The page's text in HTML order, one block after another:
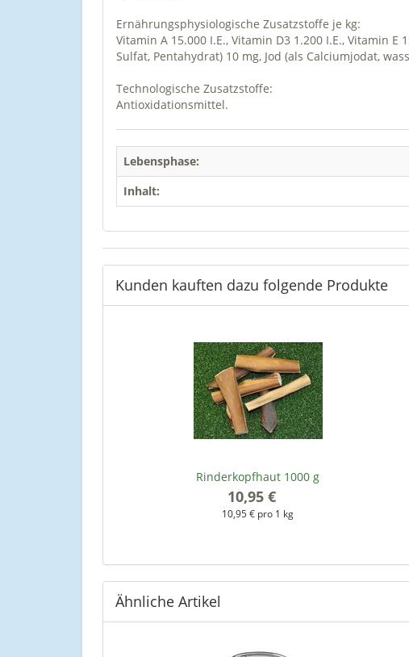
Ernährungsphysiologische Zusatzstoffe je kg:
Vitamin A 15.000 I.E., Vitamin D3 1.200 I.E., Vitamin
Sulfat, Pentahydrat) 10 mg, Jod (als Calciumjodat,
Technologische Zusatzstoffe:
Antioxidationsmittel.
Lebensphase:
Inhalt:
Kunden kauften dazu folgende Produkte
Rinderkopfhaut 1000 g
10,95 €
10,95 € pro 1 kg
Ähnliche Artikel